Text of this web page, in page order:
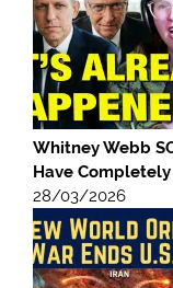
Whitney Webb
Have
28/03/2026